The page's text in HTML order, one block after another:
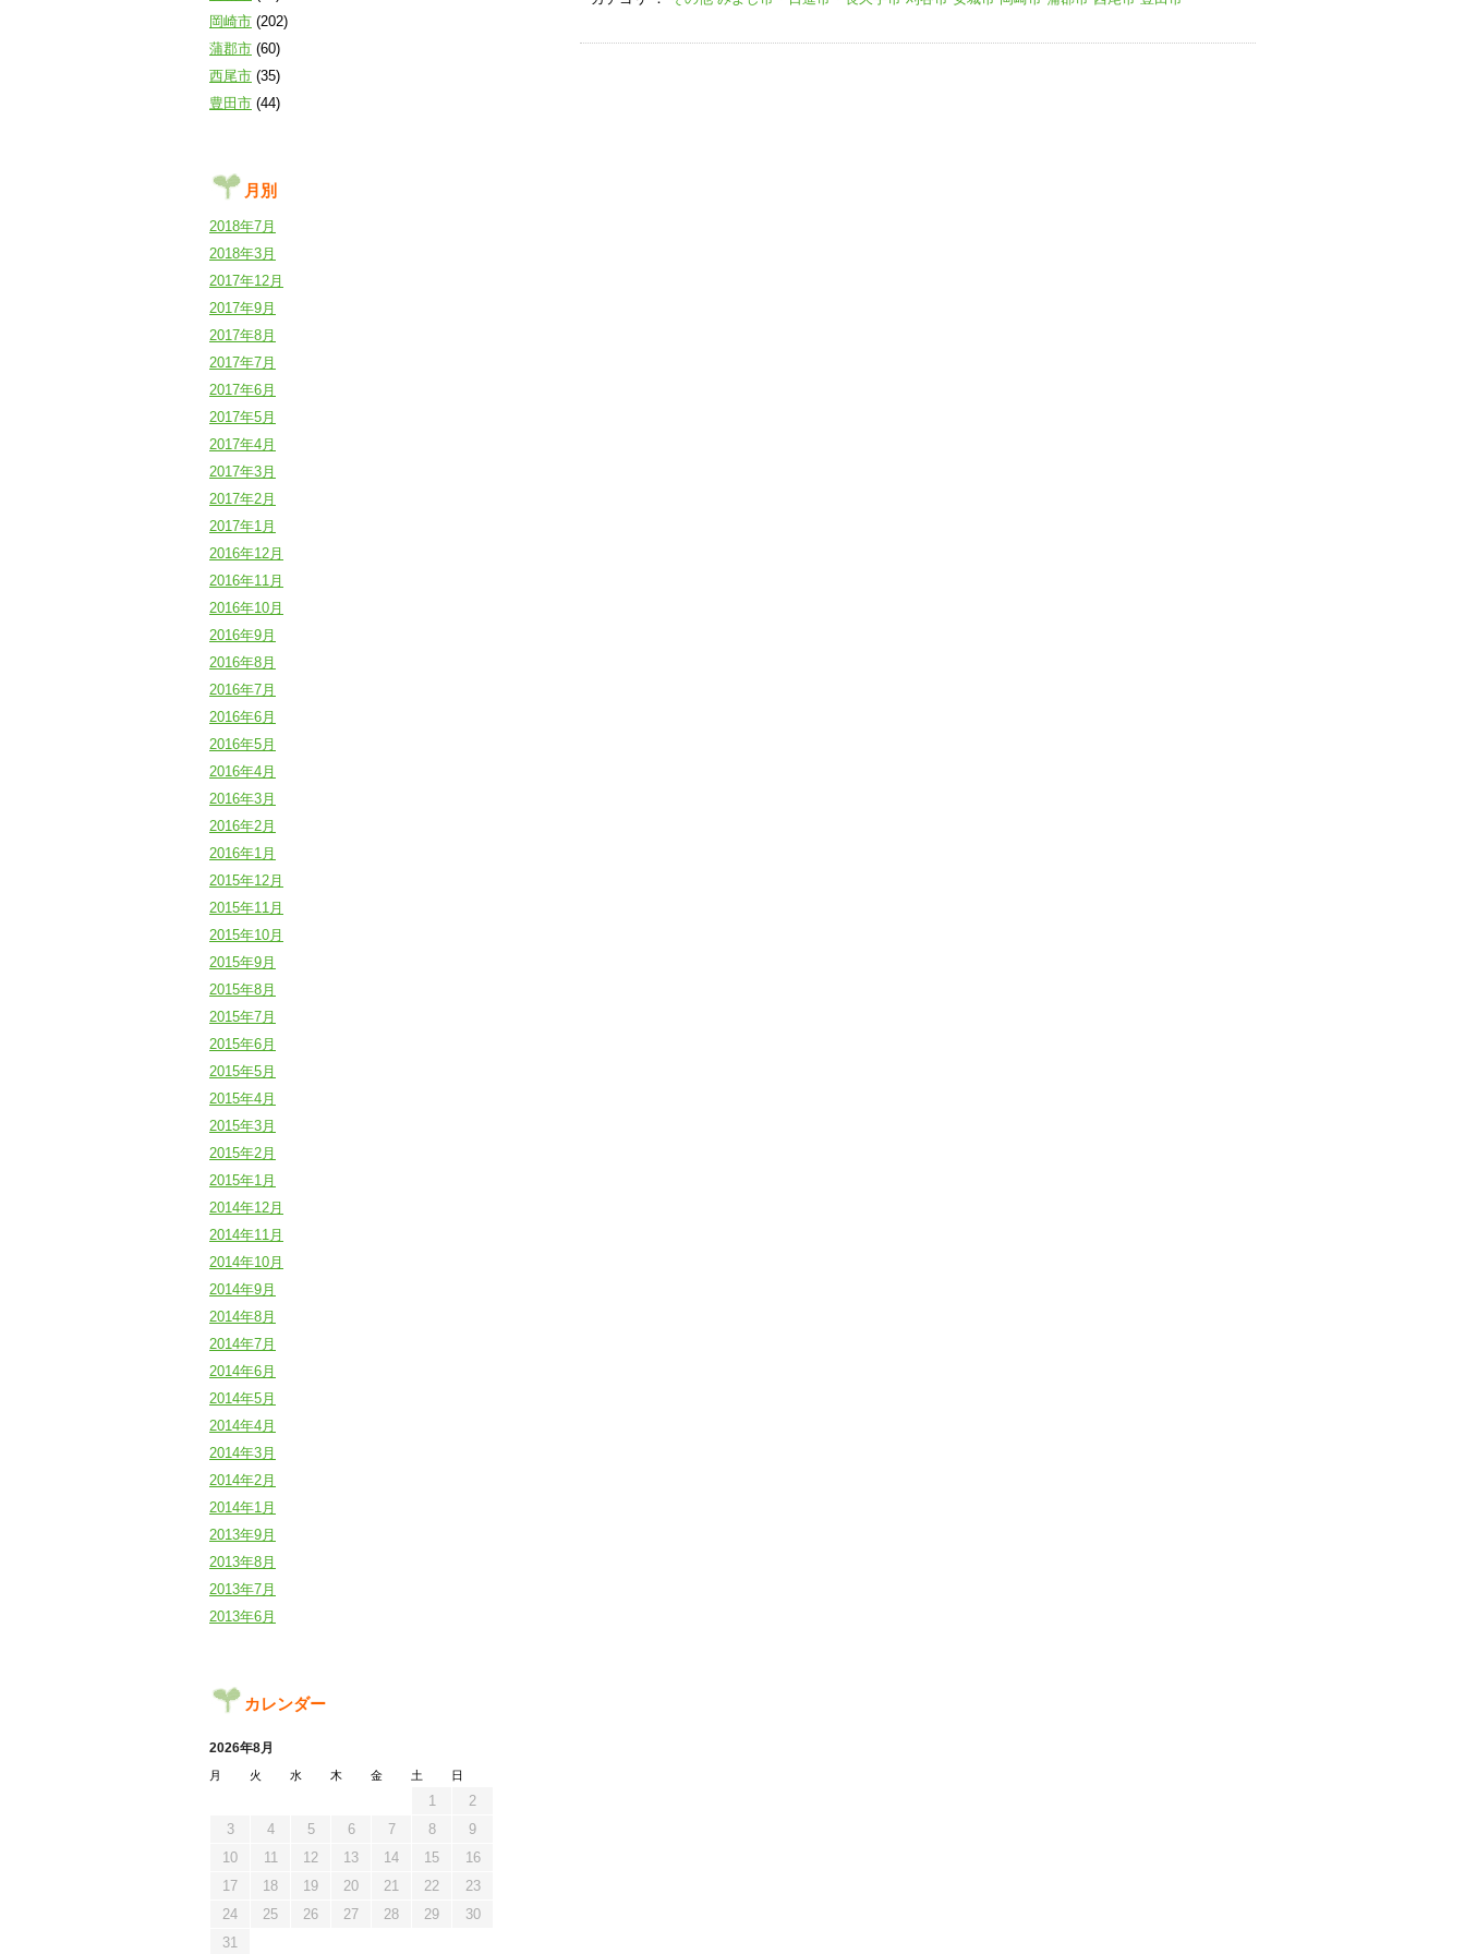
岡崎市 (202)
蒲郡市 (60)
西尾市 (35)
豊田市 (44)
月別
2018年7月
2018年3月
2017年12月
2017年9月
2017年8月
2017年7月
2017年6月
2017年5月
2017年4月
2017年3月
2017年2月
2017年1月
2016年12月
2016年11月
2016年10月
2016年9月
2016年8月
2016年7月
2016年6月
2016年5月
2016年4月
2016年3月
2016年2月
2016年1月
2015年12月
2015年11月
2015年10月
2015年9月
2015年8月
2015年7月
2015年6月
2015年5月
2015年4月
2015年3月
2015年2月
2015年1月
2014年12月
2014年11月
2014年10月
2014年9月
2014年8月
2014年7月
2014年6月
2014年5月
2014年4月
2014年3月
2014年2月
2014年1月
2013年9月
2013年8月
2013年7月
2013年6月
カレンダー
2026年8月
月 火 水 木 金 土 日
1
2
3
4 5 6 7 8
9
10
11 12 13 14 15
16
17
18 19 20 21 22
23
24
25 26 27 28 29
30
31